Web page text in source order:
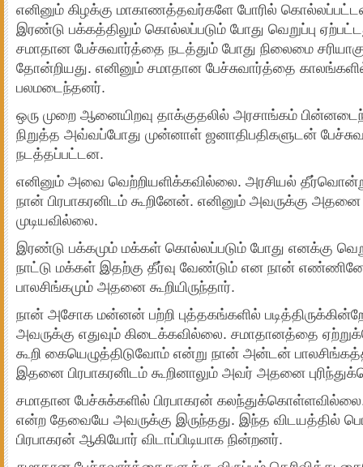
எனினும் கிழக்கு மாகாணத்தவர்களே போரில்
இரண்டு பக்கத்திலும் கொல்லப்படும் போது வெறுப்பு
சமாதான பேச்சுவார்த்தை நடத்தும் போது நிலைமை
தோன்றியது. எனினும் சமாதான பேச்சுவார்த்தை காலங்களில்
பலமடைந்தனர்.
ஒரு முறை ஆனையிறவு தாக்குதலில் அரசாங்கம்
நிறுத்த அவ்வப்போது முன்னாள் ஜனாதிபதிகளுடன்
நடத்தப்பட்டன.
எனினும் அவை வெற்றியளிக்கவில்லை. அரசியல்
நான் பிரபாகரனிடம் கூறினேன். எனினும் அவருக்கு அதனை
முடியவில்லை.
இரண்டு பக்கமும் மக்கள் கொல்லப்படும் போது எனக்கு
நாட்டு மக்கள் இதற்கு தீர்வு வேண்டும் என நான்
பாலசிங்கமும் அதனை கூறியிருந்தார்.
நான் அசோக மன்னன் பற்றி புத்தகங்களில்
அவருக்கு எதுவும் கிடைக்கவில்லை. சமாதானத்தை
கூறி கையெழுத்திடுவோம் என்று நான் அன்டன்
இதனை பிரபாகரனிடம் கூறினாலும் அவர் அதனை
சமாதான பேச்சுக்களில் பிரபாகரன்
என்ற தேவையே அவருக்கு இருந்தது. இந்த விடயத்தில்
பிரபாகரன் ஆகியோர் விடாப்பிடியாக நின்றனர்.